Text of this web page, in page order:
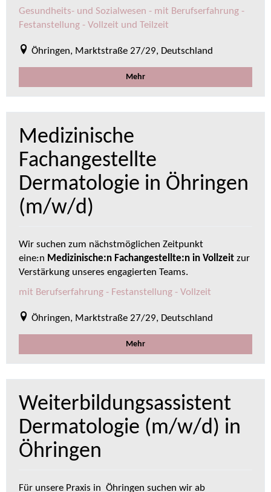
Gesundheits- und Sozialwesen - mit Berufserfahrung -
Festanstellung - Vollzeit und Teilzeit
Öhringen, Marktstraße 27/29, Deutschland
Mehr
Medizinische
Fachangestellte
Dermatologie in Öhringen
(m/w/d)
Wir suchen zum nächstmöglichen Zeitpunkt
eine:n Medizinische:n Fachangestellte:n in Vollzeit zur
Verstärkung unseres engagierten Teams.
mit Berufserfahrung - Festanstellung - Vollzeit
Öhringen, Marktstraße 27/29, Deutschland
Mehr
Weiterbildungsassistent
Dermatologie (m/w/d) in
Öhringen
Für unsere Praxis in Öhringen suchen wir ab